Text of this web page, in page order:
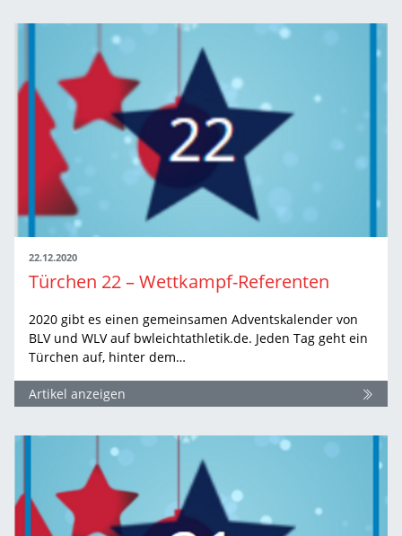
22.12.2020
Türchen 22 – Wettkampf-Referenten
2020 gibt es einen gemeinsamen Adventskalender von
BLV und WLV auf bwleichtathletik.de. Jeden Tag geht ein
Türchen auf, hinter dem…
Artikel anzeigen